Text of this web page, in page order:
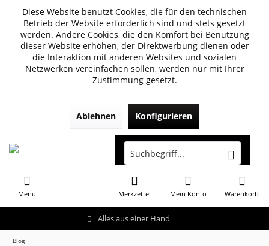
Diese Website benutzt Cookies, die für den technischen
Betrieb der Website erforderlich sind und stets gesetzt
werden. Andere Cookies, die den Komfort bei Benutzung
dieser Website erhöhen, der Direktwerbung dienen oder
die Interaktion mit anderen Websites und sozialen
Netzwerken vereinfachen sollen, werden nur mit Ihrer
Zustimmung gesetzt.
Ablehnen Konfigurieren
Alles aus einer Hand
Menü Warenkorb
Merkzettel Mein Konto
Blog